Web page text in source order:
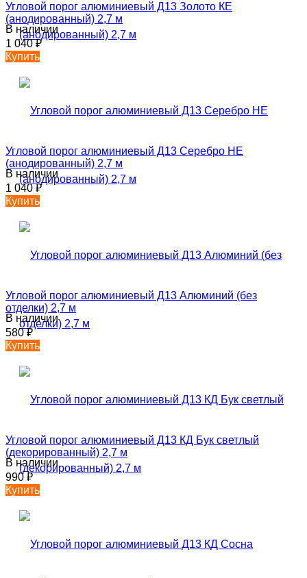
Угловой порог алюминиевый Д13 Золото КЕ
(анодированный) 2,7 м
В наличии
1 040₽
Купить
Угловой порог алюминиевый Д13 Серебро НЕ
(анодированный) 2,7 м
В наличии
1 040₽
Купить
Угловой порог алюминиевый Д13 Алюминий (без
отделки) 2,7 м
В наличии
580₽
Купить
Угловой порог алюминиевый Д13 КД Бук светлый
(декорированный) 2,7 м
В наличии
990 ₽
Купить